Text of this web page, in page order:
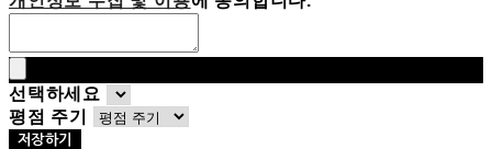
선택하세요
평점 주기
저장하기